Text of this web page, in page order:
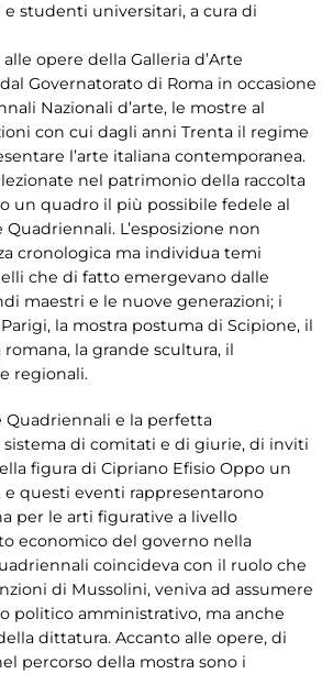
studenti universitari, a cura di
opere della Galleria d’Arte
Governatorato di Roma in occasione
Nazionali d’arte, le mostre al
con cui dagli anni Trenta il regime
l’arte italiana contemporanea.
nel patrimonio della raccolta
un quadro il più possibile fedele al
L’esposizione non
cronologica ma individua temi
che di fatto emergevano dalle
maestri e le nuove generazioni; i
la mostra postuma di Scipione, il
la grande scultura, il
regionali.
Quadriennali e la perfetta
sistema di comitati e di giurie, di inviti
figura di Cipriano Efisio Oppo un
questi eventi rappresentarono
per le arti figurative a livello
economico del governo nella
coincideva con il ruolo che
di Mussolini, veniva ad assumere
politico amministrativo, ma anche
dittatura. Accanto alle opere, di
percorso della mostra sono i